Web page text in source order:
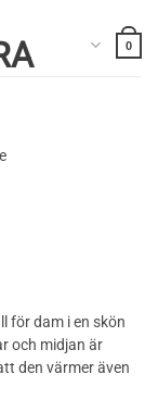
0
för dam i en skön
och midjan är
den värmer även